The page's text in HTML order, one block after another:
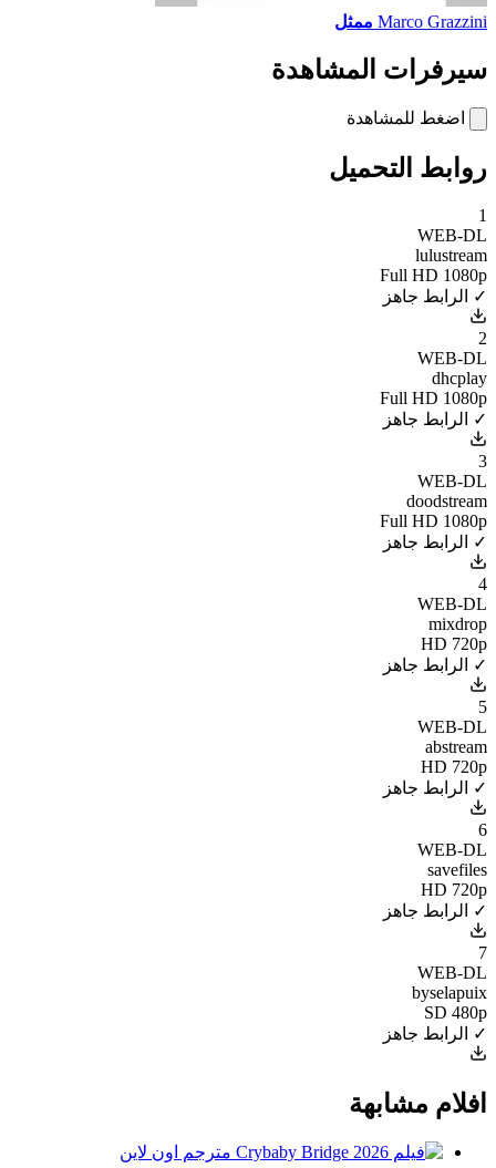
Marco Grazzini ممثل
سيرفرات المشاهدة
اضغط للمشاهدة
روابط التحميل
1
WEB-DL
lulustream
Full HD 1080p
✓ الرابط جاهز
2
WEB-DL
dhcplay
Full HD 1080p
✓ الرابط جاهز
3
WEB-DL
doodstream
Full HD 1080p
✓ الرابط جاهز
4
WEB-DL
mixdrop
HD 720p
✓ الرابط جاهز
5
WEB-DL
abstream
HD 720p
✓ الرابط جاهز
6
WEB-DL
savefiles
HD 720p
✓ الرابط جاهز
7
WEB-DL
byselapuix
SD 480p
✓ الرابط جاهز
افلام مشابهة